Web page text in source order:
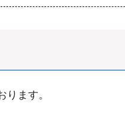
ます。